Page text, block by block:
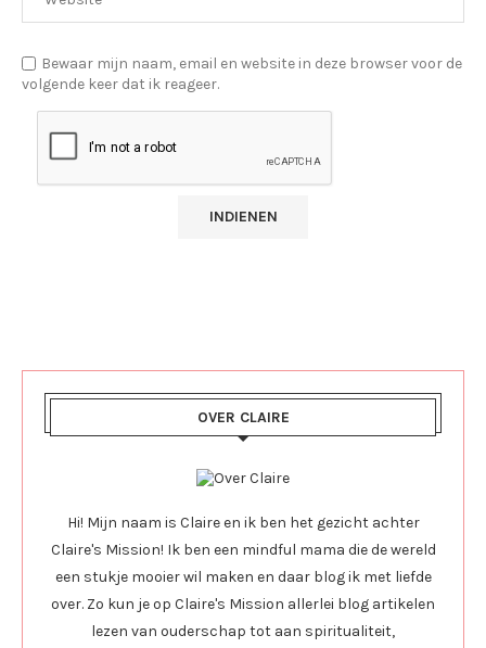
Bewaar mijn naam, email en website in deze browser voor de
volgende keer dat ik reageer.
OVER CLAIRE
Hi! Mijn naam is Claire en ik ben het gezicht achter
Claire's Mission! Ik ben een mindful mama die de wereld
een stukje mooier wil maken en daar blog ik met liefde
over. Zo kun je op Claire's Mission allerlei blog artikelen
lezen van ouderschap tot aan spiritualiteit,